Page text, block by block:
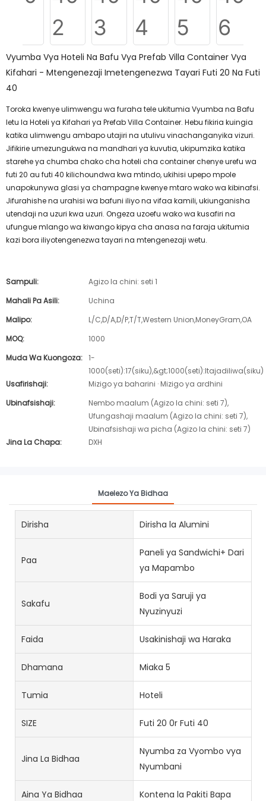
Vyumba Vya Hoteli Na Bafu Vya Prefab Villa Container Vya
Kifahari - Mtengenezaji Imetengenezwa Tayari Futi 20 Na Futi
40
Toroka kwenye ulimwengu wa furaha tele ukitumia Vyumba na Bafu
letu la Hoteli ya Kifahari ya Prefab Villa Container. Hebu fikiria kuingia
katika ulimwengu ambapo utajiri na utulivu vinachanganyika vizuri.
Jifikirie umezungukwa na mandhari ya kuvutia, ukipumzika katika
starehe ya chumba chako cha hoteli cha container chenye urefu wa
futi 20 au futi 40 kilichoundwa kwa mtindo, ukihisi upepo mpole
unapokunywa glasi ya champagne kwenye mtaro wako wa kibinafsi.
Jifurahishe na urahisi wa bafuni iliyo na vifaa kamili, ukiunganisha
utendaji na uzuri kwa uzuri. Ongeza uzoefu wako wa kusafiri na
ufungue mlango wa kiwango kipya cha anasa na faraja ukitumia
kazi bora iliyotengenezwa tayari na mtengenezaji wetu.
Sampuli:
Agizo la chini: seti 1
Mahali Pa Asili:
Uchina
Malipo:
L/C,D/A,D/P,T/T,Western Union,MoneyGram,OA
MOQ:
1000
Muda Wa Kuongoza: 1-
1000(seti):17(siku),&gt;1000(seti):Itajadiliwa(siku)
Usafirishaji:
Mizigo ya baharini · Mizigo ya ardhini
Ubinafsishaji:
Nembo maalum (Agizo la chini: seti 7),
Ufungashaji maalum (Agizo la chini: seti 7),
Ubinafsishaji wa picha (Agizo la chini: seti 7)
Jina La Chapa:
DXH
Maelezo Ya Bidhaa
Dirisha Dirisha la Alumini
Paa
Paneli ya Sandwichi+ Dari
ya Mapambo
Sakafu
Bodi ya Saruji ya
Nyuzinyuzi
Faida Usakinishaji wa Haraka
Dhamana Miaka 5
Tumia Hoteli
SIZE Futi 20 0r Futi 40
Jina La Bidhaa
Nyumba za Vyombo vya
Nyumbani
Aina Ya Bidhaa Kontena la Pakiti Bapa